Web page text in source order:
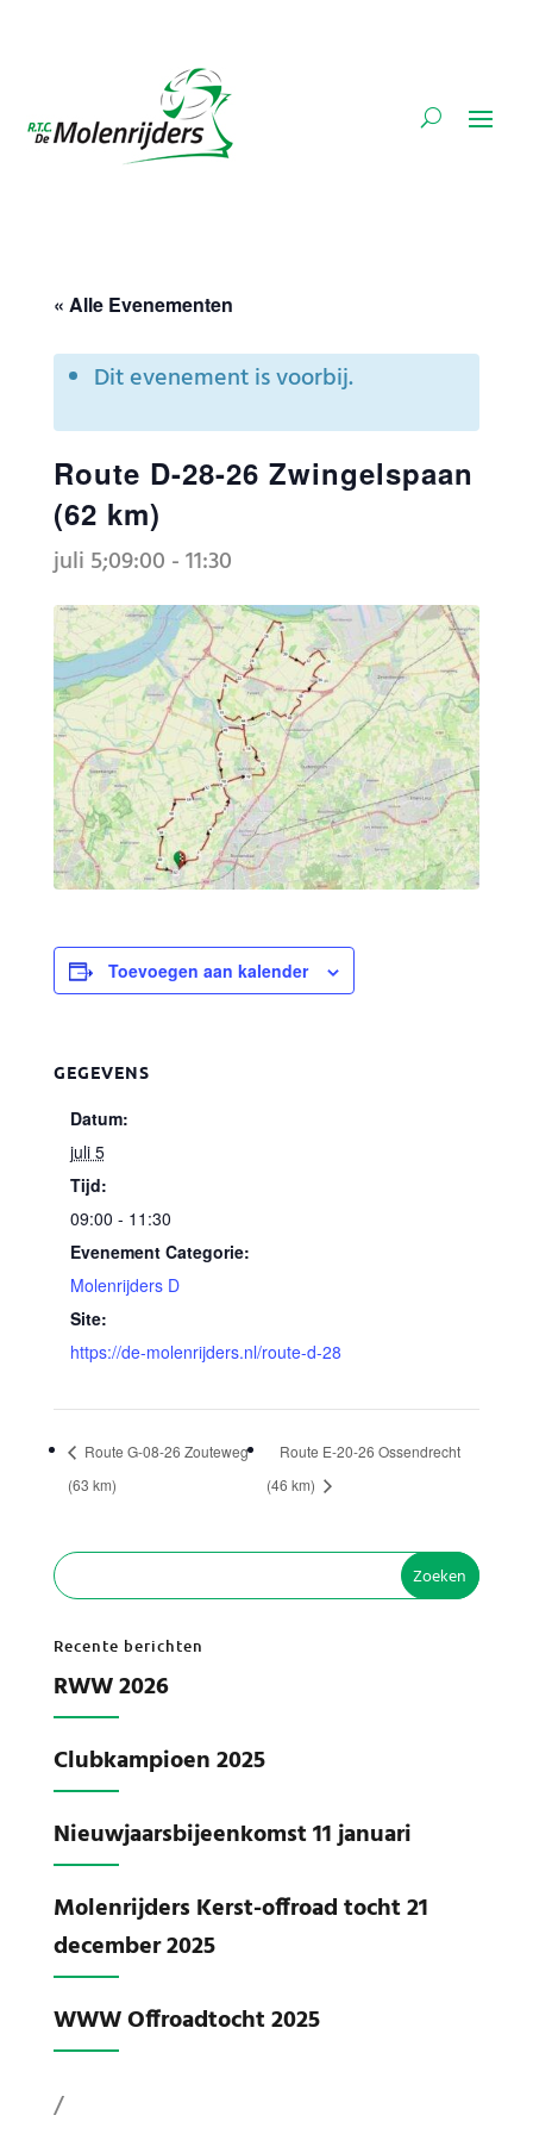
« Alle Evenementen
Dit evenement is voorbij.
Route D-28-26 Zwingelspaan
(62 km)
juli 5;09:00 -11:30
Toevoegen aan kalender
GEGEVENS
Datum:
juli 5
Tijd:
09:00 - 11:30
Evenement Categorie:
Molenrijders D
Site:
https://de-molenrijders.nl/route-d-28
Route G-08-26 Zouteweg
(63 km)
Route E-20-26 Ossendrecht
(46 km)
Recente berichten
RWW 2026
Clubkampioen 2025
Nieuwjaarsbijeenkomst 11 januari
Molenrijders Kerst-offroad tocht 21
december 2025
WWW Offroadtocht 2025
/